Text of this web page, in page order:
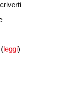
leggi)